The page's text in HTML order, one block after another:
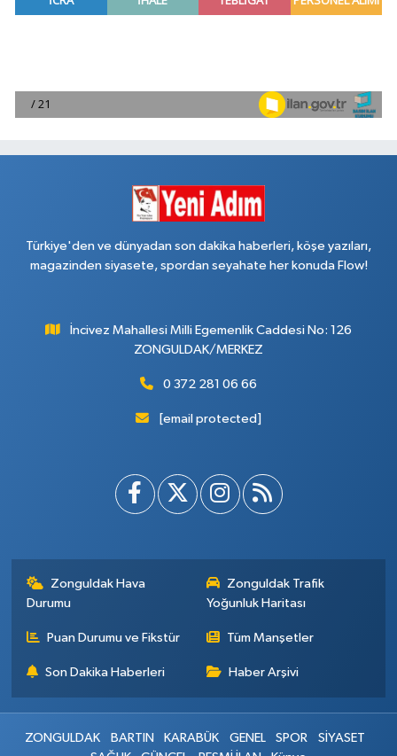
Türkiye'den ve dünyadan son dakika haberleri, köşe yazıları,
magazinden siyasete, spordan seyahate her konuda Flow!
İncivez Mahallesi Milli Egemenlik Caddesi No: 126
ZONGULDAK/MERKEZ
0 372 281 06 66
[email protected]
Zonguldak Hava
Durumu
Zonguldak Trafik
Yoğunluk Haritası
Puan Durumu ve Fikstür Tüm Manşetler
Son Dakika Haberleri Haber Arşivi
ZONGULDAK BARTIN KARABÜK GENEL SPOR
SİYASET